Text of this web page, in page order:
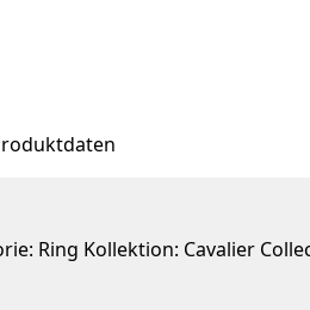
Ring Kollektion: Cavalier